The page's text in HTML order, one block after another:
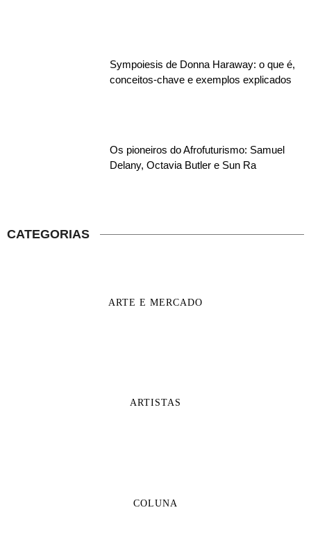
Sympoiesis de Donna Haraway: o que é,
conceitos-chave e exemplos explicados
Os pioneiros do Afrofuturismo: Samuel
Delany, Octavia Butler e Sun Ra
CATEGORIAS
ARTE E MERCADO
ARTISTAS
COLUNA